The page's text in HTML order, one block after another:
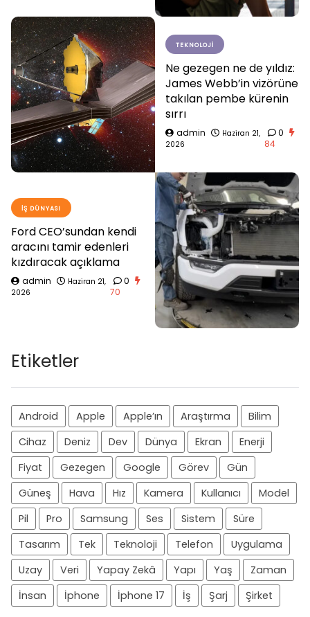
TEKNOLOJI
Ne gezegen ne de yıldız:
James Webb’in vizörüne
takılan pembe kürenin
sırrı
admin
Haziran 21,
2026
0
84
İŞ DÜNYASI
Ford CEO’sundan kendi
aracını tamir edenleri
kızdıracak açıklama
admin
Haziran 21,
2026
0
70
Etiketler
Android Apple Apple’ın Araştırma
Bilim
Cihaz
Deniz Dev Dünya Ekran
Enerji
Fiyat
Gezegen Google Görev
Gün
Güneş
Hava Hız Kamera Kullanıcı
Model
Pil
Pro Samsung Ses Sistem
Süre
Tasarım
Tek Teknoloji Telefon
Uygulama
Uzay
Veri Yapay Zekâ Yapı Yaş
Zaman
İnsan
İphone İphone 17 İş Şarj Şirket